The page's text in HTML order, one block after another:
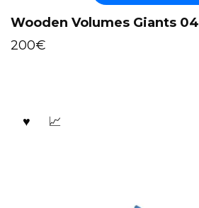
Wooden Volumes Giants 04
200€